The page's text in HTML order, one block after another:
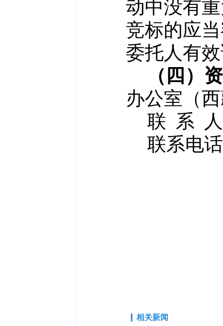
动中没有
竞标的应
委托人有
（四）
办公室（
联 系
联系电
相关新闻